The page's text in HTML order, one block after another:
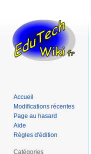
Accueil
Modifications récentes
Page au hasard
Aide
Règles d'édition
Catégories